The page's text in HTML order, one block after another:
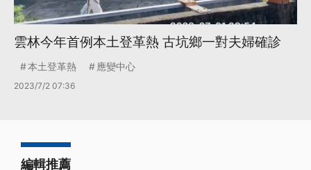
雲林今年首例本土登革熱 古坑鄉一對夫婦確診
本土登革熱 應變中心
2023/7/2 07:36
編輯推薦